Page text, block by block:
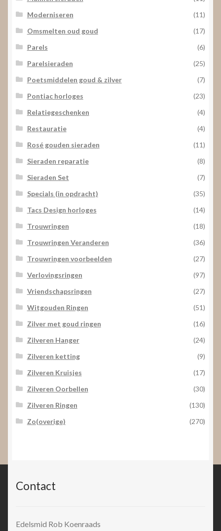
Moderniseren
(11)
Omsmelten oud goud
(17)
Parels
(6)
Parelsieraden
(25)
Poetsmiddelen goud & zilver
(7)
Pontiac horloges
(23)
Relatiegeschenken
(4)
Restauratie
(4)
Rosé gouden sieraden
(11)
Sieraden reparatie
(8)
Sieraden Set
(7)
Specials (in opdracht)
(35)
Tacs Design horloges
(14)
Trouwringen
(18)
Trouwringen Veranderen
(36)
Trouwringen voorbeelden
(27)
Verlovingsringen
(97)
Vriendschapsringen
(27)
Witgouden Ringen
(51)
Zilver met goud ringen
(16)
Zilveren Hanger
(24)
Zilveren ketting
(9)
Zilveren Kruisjes
(17)
Zilveren Oorbellen
(30)
Zilveren Ringen
(130)
Zo(overige)
(270)
Contact
Edelsmid Rob Koenraads